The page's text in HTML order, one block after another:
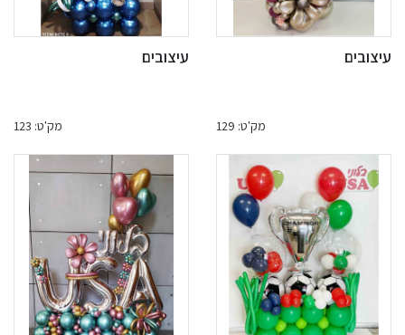
עיצובים
מק'ט: 129
עיצובים
מק'ט: 123